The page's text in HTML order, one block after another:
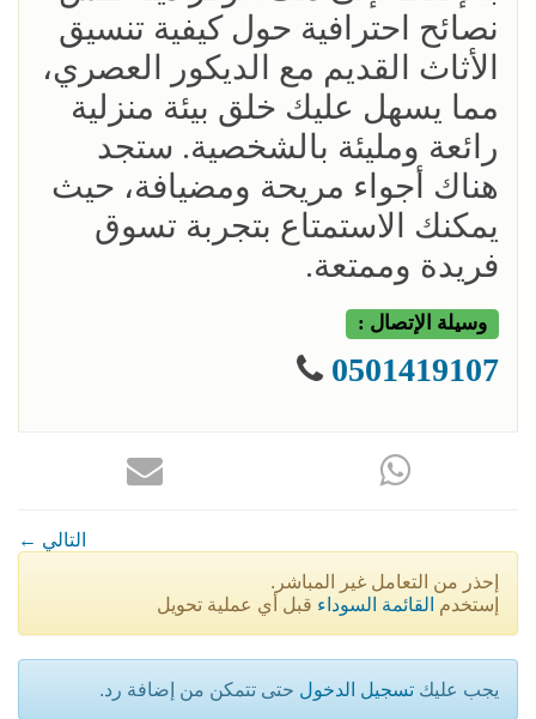
نصائح احترافية حول كيفية تنسيق
الأثاث القديم مع الديكور العصري،
مما يسهل عليك خلق بيئة منزلية
رائعة ومليئة بالشخصية. ستجد
هناك أجواء مريحة ومضيافة، حيث
يمكنك الاستمتاع بتجربة تسوق
فريدة وممتعة.
وسيلة الإتصال :
0501419107
← التالي
إحذر من التعامل غير المباشر.
إستخدم القائمة السوداء قبل أي عملية تحويل
يجب عليك تسجيل الدخول حتى تتمكن من إضافة رد.